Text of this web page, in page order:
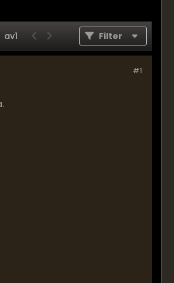
av1 Filter
#1